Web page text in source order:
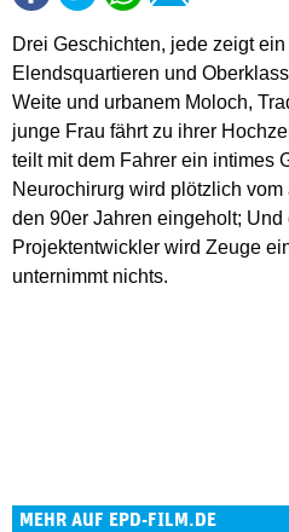
Drei Geschichten, jede zeigt
Elendsquartieren und
Weite und urbanem Moloch,
junge Frau fährt zu ihrer
teilt mit dem Fahrer ein intimes
Neurochirurg wird plötzlich
den 90er Jahren eingeholt;
Projektentwickler wird Zeuge
unternimmt nichts.
MEHR AUF EPD-FILM.DE